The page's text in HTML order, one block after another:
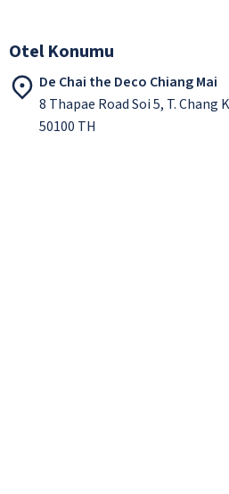
Otel Konumu
De Chai the Deco Chiang Mai
8 Thapae Road Soi 5, T. Chang
50100 TH